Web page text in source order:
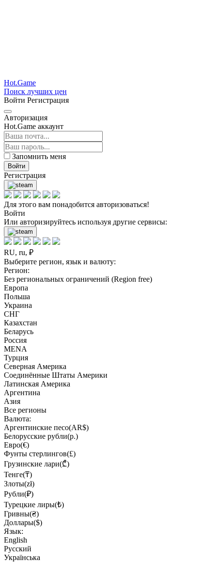
Hot.Game
Поиск лучших цен
Войти Регистрация
Авторизация
Hot.Game аккаунт
Запомнить меня
Войти
Регистрация
Для этого вам понадобится авторизоваться!
Войти
Или авторизируйтесь используя другие сервисы:
RU, ru, ₽
Выберите регион, язык и валюту:
Регион:
Без региональных ограничений (Region free)
Европа
Польша
Украина
СНГ
Казахстан
Беларусь
Россия
MENA
Турция
Северная Америка
Соединённые Штаты Америки
Латинская Америка
Аргентина
Азия
Все регионы
Валюта:
Аргентинские песо(AR$)
Белорусские рубли(р.)
Евро(€)
Фунты стерлингов(£)
Грузинские лари(₾)
Тенге(₸)
Злоты(zł)
Рубли(₽)
Турецкие лиры(₺)
Гривны(₴)
Доллары($)
Язык:
English
Русский
Українська